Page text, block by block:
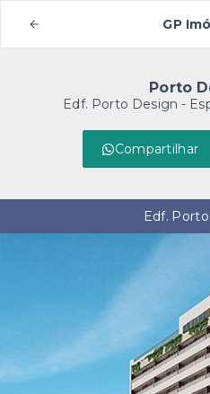
GP
Porto
Edf. Porto Design -
Compartilhar
Edf.